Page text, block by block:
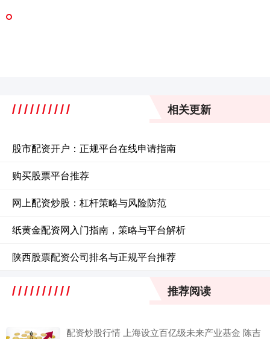
相关更新
股市配资开户：正规平台在线申请指南
购买股票平台推荐
网上配资炒股：杠杆策略与风险防范
纸黄金配资网入门指南，策略与平台解析
陕西股票配资公司排名与正规平台推荐
推荐阅读
配资炒股行情 上海设立百亿级未来产业基金 陈吉